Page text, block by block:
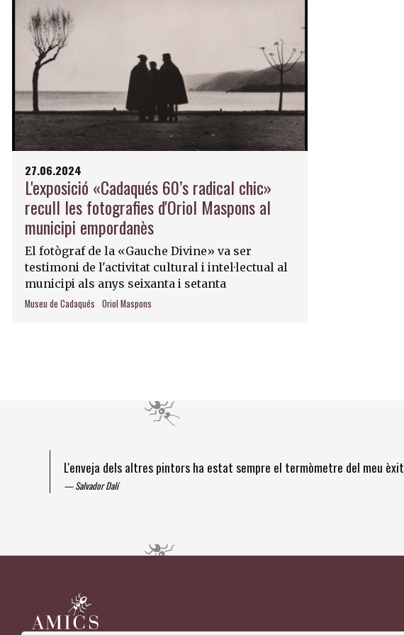
27.06.2024
L'exposició «Cadaqués 60’s radical chic»
recull les fotografies d'Oriol Maspons al
municipi empordanès
El fotògraf de la «Gauche Divine» va ser
testimoni de l'activitat cultural i intel·lectual al
municipi als anys seixanta i setanta
Museu de Cadaqués Oriol Maspons
L'enveja dels altres pintors ha estat sempre el termòmetre del meu èxit
Salvador Dalí